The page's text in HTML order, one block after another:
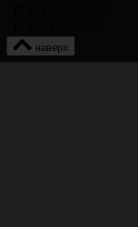
наверх